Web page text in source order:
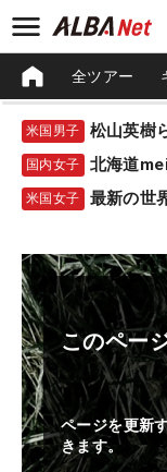
全ツアー
米国男子
国内女子 北海道
米国女子 最新の世
このペー
ページを更新
きます。